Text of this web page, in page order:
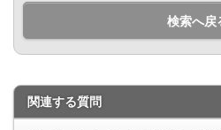
検索へ戻
関連する質問